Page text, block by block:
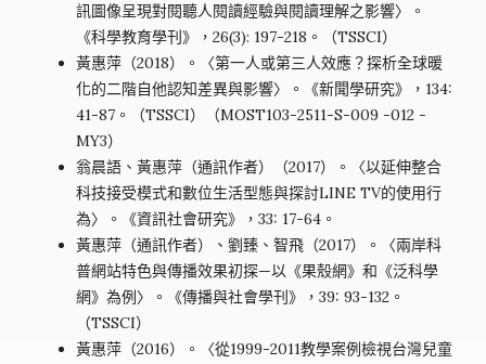
訊圖像呈現對閱聽人閱讀經驗與閱讀理解之影響〉。
《科學教育學刊》，26(3): 197-218。（TSSCI）
黃惠萍（2018）。〈第一人或第三人效應？探析全球暖
化的二階自他認知差異與影響〉。《新聞學研究》，134:
41-87。（TSSCI）（MOST103-2511-S-009 -012 -
MY3）
翁晨語、黃惠萍（通訊作者）（2017）。〈以延伸整合
科技接受模式和數位生活型態與探討LINE TV的使用行
為〉。《資訊社會研究》，33: 17-64。
黃惠萍（通訊作者）、劉臻、智飛（2017）。〈兩岸科
普網站特色與傳播效果初探—以《果殼網》和《泛科學
網》為例〉。《傳播與社會學刊》，39: 93-132。
（TSSCI）
黃惠萍（2016）。〈從1999-2011教學案例檢視台灣兒童